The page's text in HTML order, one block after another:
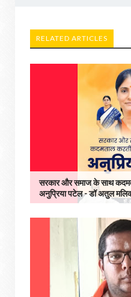
RELATED ARTICLES
सरकार और समाज के साथ
अनुप्रिया पटेल - डॉ अतुल